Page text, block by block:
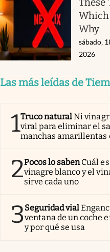
Which
Why
sábado,
2026
Las más leídas de
1Truco naturalNi
viral para eliminar el
manchas amarillentas
2Pocos lo sabenCuál
vinagre blanco y el
sirve cada uno
3Seguridad vial
ventana de un coche
y por qué se usa